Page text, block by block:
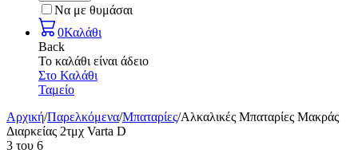
Να με θυμάσαι
0Καλάθι
Back
Το καλάθι είναι άδειο
Στο Καλάθι
Ταμείο
Αρχική/Παρελκόμενα/Μπαταρίες/Αλκαλικές Μπαταρίες Μακράς
Διαρκείας 2τμχ Varta D
3 του 6